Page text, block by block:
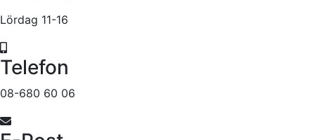
Lördag 11-16
Telefon
08-680 60 06